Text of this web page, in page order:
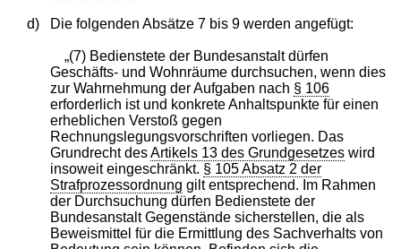
d) Die folgenden Absätze 7 bis 9 werden angefügt:
„(7) Bedienstete der Bundesanstalt dürfen
Geschäfts- und Wohnräume durchsuchen, wenn dies
zur Wahrnehmung der Aufgaben nach § 106
erforderlich ist und konkrete Anhaltspunkte für einen
erheblichen Verstoß gegen
Rechnungslegungsvorschriften vorliegen. Das
Grundrecht desArtikels 13 des Grundgesetzeswird
insoweit eingeschränkt. § 105 Absatz 2 der
Strafprozessordnung gilt entsprechend. Im Rahmen
der Durchsuchung dürfen Bedienstete der
Bundesanstalt Gegenstände sicherstellen, die als
Beweismittel für die Ermittlung des Sachverhalts von